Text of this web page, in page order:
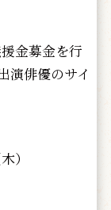
金募金を行
演俳優のサイ
）